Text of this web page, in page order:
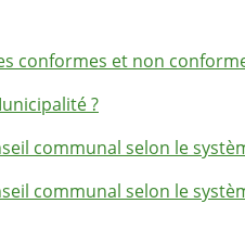
conformes et non
?
communal selon le
communal selon le